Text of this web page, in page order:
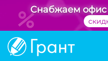
Снабжаем